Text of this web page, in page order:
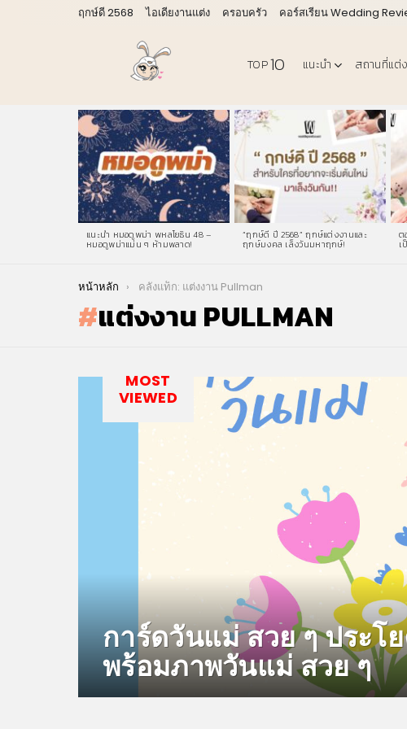
ฤกษ์ดี 2568 ไอเดียงานแต่ง ครอบครัว คอร์สเรียน Wedding
TOP10 แนะนำ สถานที่แต่
LATEST
STORIES
แนะนำ หมอดูพม่า พหลโยธิน 48 –
หมอดูพม่าแม่น ๆ ห้ามพลาด!
“ฤกษ์ดี ปี 2568” ฤกษ์แต่งงานและ
ฤกษ์มงคล เล็งวันมหาฤกษ์!
ต
เ
You are here:
หน้าหลัก คลังแท็ก: แต่งงาน Pullman
แต่งงาน PULLMAN
MOST
VIEWED
การ์ดวันแม่ สวย ๆ ประโ
พร้อมภาพวันแม่ สวย ๆ